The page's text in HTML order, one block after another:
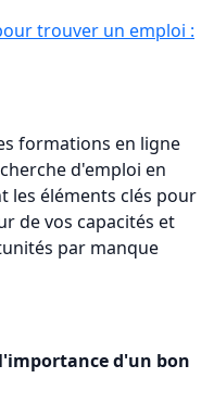
trouver un emploi :
formations en ligne
d'emploi en
les éléments clés pour
de vos capacités et
par manque
d'un bon